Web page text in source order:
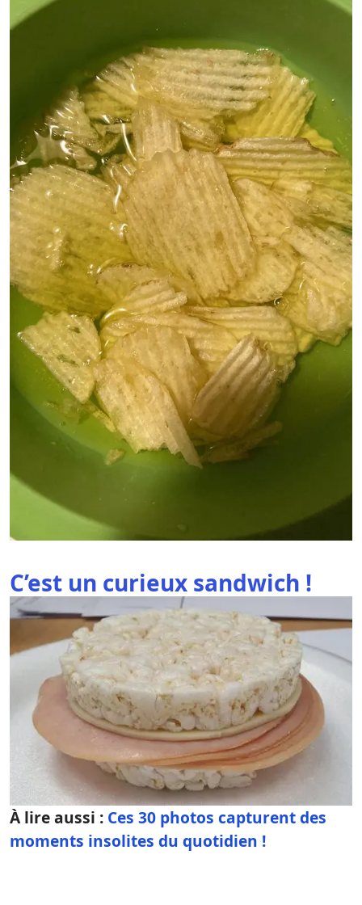
C’est un curieux sandwich !
À lire aussi : Ces 30 photos capturent des
moments insolites du quotidien !